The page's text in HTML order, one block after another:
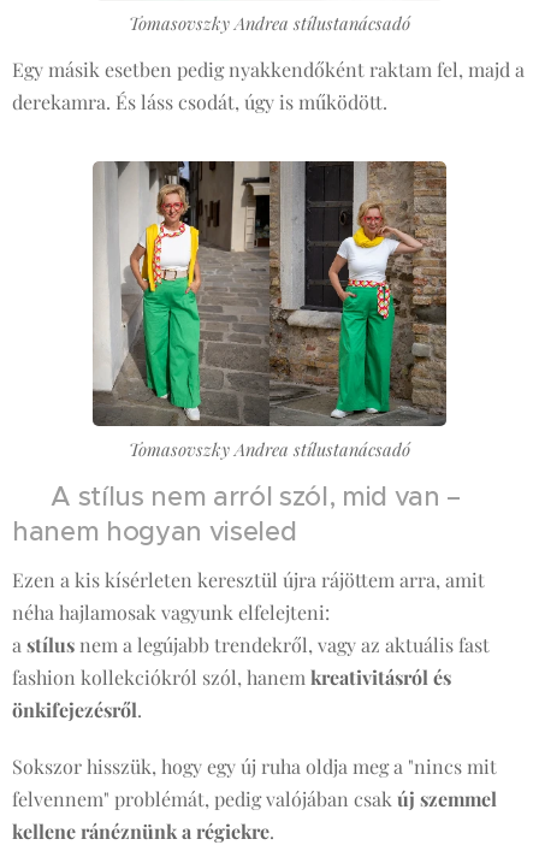
Tomasovszky Andrea stílustanácsadó
Egy másik esetben pedig nyakkendőként raktam fel, majd a
derekamra. És láss csodát, úgy is működött.
Tomasovszky Andrea stílustanácsadó
💡 A stílus nem arról szól, mid van –
hanem hogyan viseled
Ezen a kis kísérleten keresztül újra rájöttem arra, amit
néha hajlamosak vagyunk elfelejteni:
astílusnem a legújabb trendekről, vagy az aktuális fast
fashion kollekciókról szól, hanemkreativitásról és
önkifejezésről.
Sokszor hisszük, hogy egy új ruha oldja meg a "nincs mit
felvennem" problémát, pedig valójában csakúj szemmel
kellene ránéznünk a régiekre.